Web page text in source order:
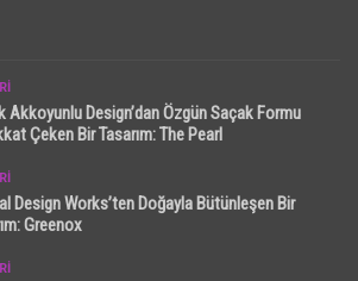
Akkoyunlu Design’dan Özgün Saçak Formu
Çeken Bir Tasarım: The Pearl
Design Works’ten Doğayla Bütünleşen Bir
Greenox